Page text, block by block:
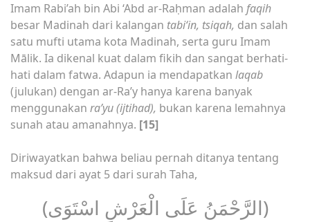
Imam Rabi’ah bin Abi ‘Abd ar-Raḥman adalah faqih
besar Madinah dari kalangan tabi‘in, tsiqah, dan salah
satu mufti utama kota Madinah, serta guru Imam
Mālik. Ia dikenal kuat dalam fikih dan sangat berhati-
hati dalam fatwa. Adapun ia mendapatkan laqab
(julukan) dengan ar-Ra’y hanya karena banyak
menggunakan ra’yu(ijtihad), bukan karena lemahnya
sunah atau amanahnya. [15]
Diriwayatkan bahwa beliau pernah ditanya tentang
maksud dari ayat 5 dari surah Taha,
(الرَّحْمَنُ عَلَى الْعَرْشِ اسْتَوَى)